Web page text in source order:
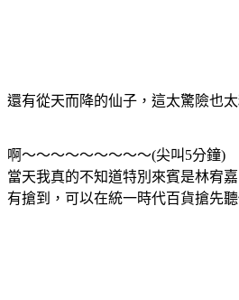
還有從天而降的仙子，這太驚險也太
啊～～～～～～～～～(尖叫5分鐘)
當天我真的不知道特別來賓是林宥
有搶到，可以在統一時代百貨搶先